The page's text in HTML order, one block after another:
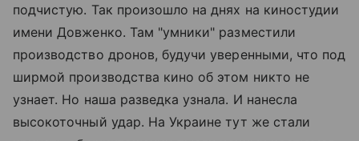
подчистую. Так произошло на днях на киностудии
имени Довженко. Там "умники" разместили
производство дронов, будучи уверенными, что под
ширмой производства кино об этом никто не
узнает. Но наша разведка узнала. И нанесла
высокоточный удар. На Украине тут же стали